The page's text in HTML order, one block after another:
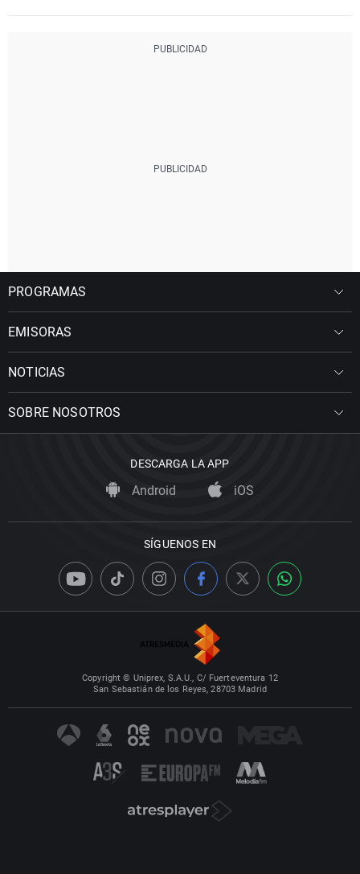
PROGRAMAS
EMISORAS
NOTICIAS
SOBRE NOSOTROS
DESCARGA LA APP
Android iOS
SÍGUENOS EN
Copyright © Uniprex, S.A.U., C/ Fuerteventura 12
San Sebastián de los Reyes, 28703 Madrid